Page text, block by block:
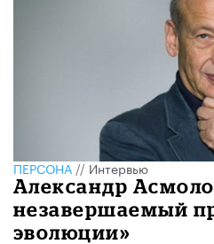
ПЕРСОНА//Интервью
Александр
незавершаемый
эволюции»